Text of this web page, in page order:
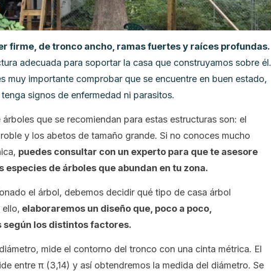
firme, de tronco ancho, ramas fuertes y raíces profundas.
adecuada para soportar la casa que construyamos sobre él.
muy importante comprobar que se encuentre en buen estado,
signos de enfermedad ni parasitos.
árboles que se recomiendan para estas estructuras son: el
y los abetos de tamaño grande. Si no conoces mucho
puedes consultar con un experto para que te asesore
especies de árboles que abundan en tu zona.
el árbol, debemos decidir qué tipo de casa árbol
ello, elaboraremos un diseño que, poco a poco,
los distintos factores.
mide el contorno del tronco con una cinta métrica. El
entre π (3,14) y así obtendremos la medida del diámetro. Se